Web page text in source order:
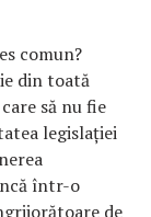
comun?
din toată
să nu fie
legislației
într-o
de